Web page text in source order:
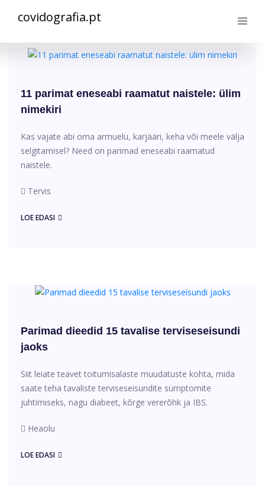
covidografia.pt
11 parimat eneseabi raamatut naistele: ülim
nimekiri
Kas vajate abi oma armuelu, karjääri, keha või meele välja
selgitamisel? Need on parimad eneseabi raamatud
naistele.
Tervis
LOE EDASI
Parimad dieedid 15 tavalise terviseseisundi
jaoks
Siit leiate teavet toitumisalaste muudatuste kohta, mida
saate teha tavaliste terviseseisundite sümptomite
juhtimiseks, nagu diabeet, kõrge vererõhk ja IBS.
Heaolu
LOE EDASI